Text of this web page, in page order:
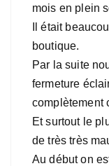
mois en plein
Il était
boutique.
Par la suite
fermeture
complètement
Et surtout le
de très très
Au début on